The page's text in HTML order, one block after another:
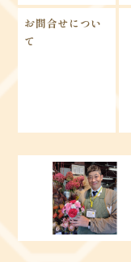
お問合せについ
て